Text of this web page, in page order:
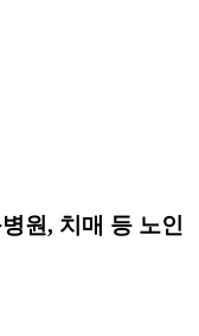
원, 치매 등 노인